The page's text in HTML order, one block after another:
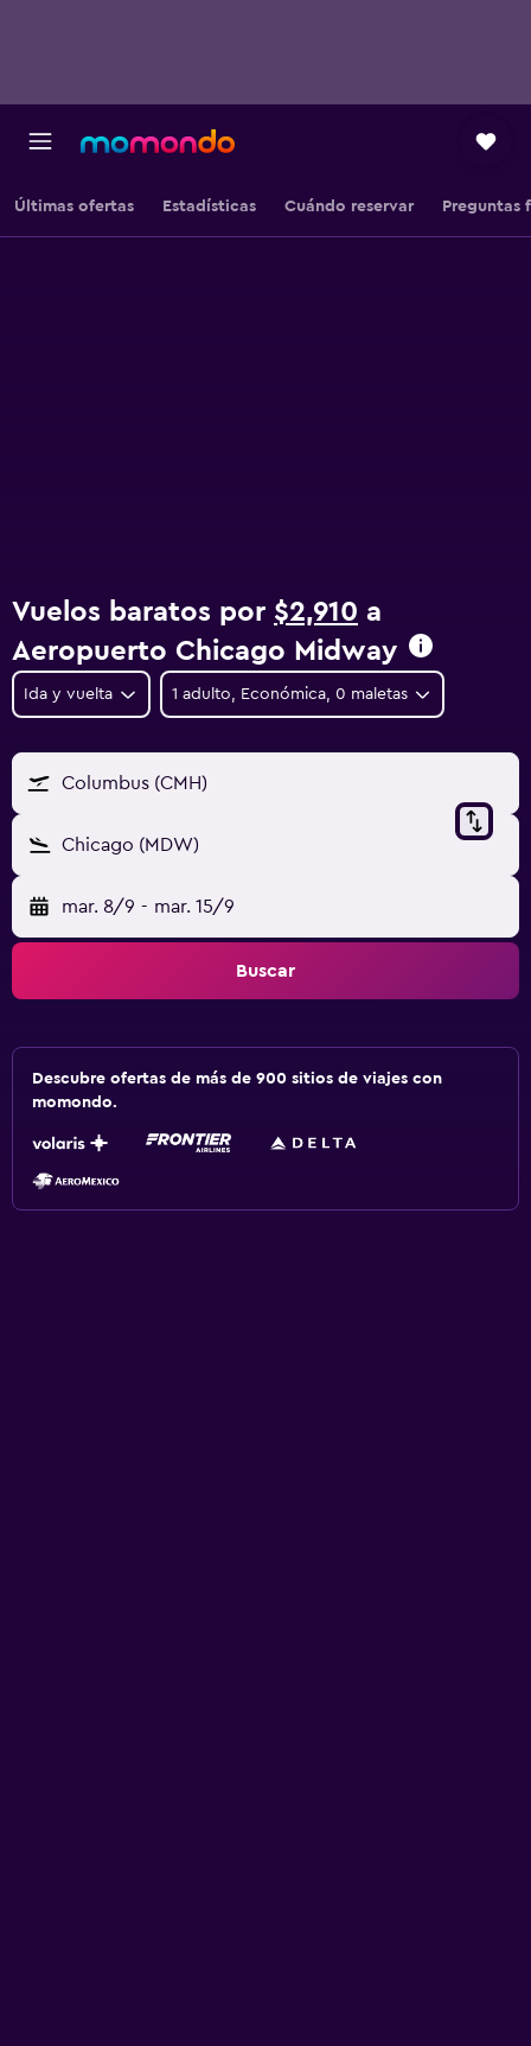
Últimas ofertas Estadísticas Cuándo reservar Preguntas
Vuelos baratos por $2,910 a
Aeropuerto Chicago Midway
Ida y vuelta 1 adulto, Económica, 0 maletas
Columbus (CMH)
Chicago (MDW)
mar. 8/9 - mar. 15/9
Buscar
Descubre ofertas de más de 900 sitios de viajes con
momondo.